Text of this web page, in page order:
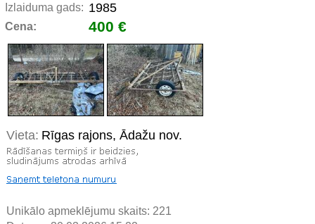
Izlaiduma gads: 1985
Cena: 400 €
Vieta: Rīgas rajons, Ādažu nov.
Unikālo apmeklējumu skaits: 221